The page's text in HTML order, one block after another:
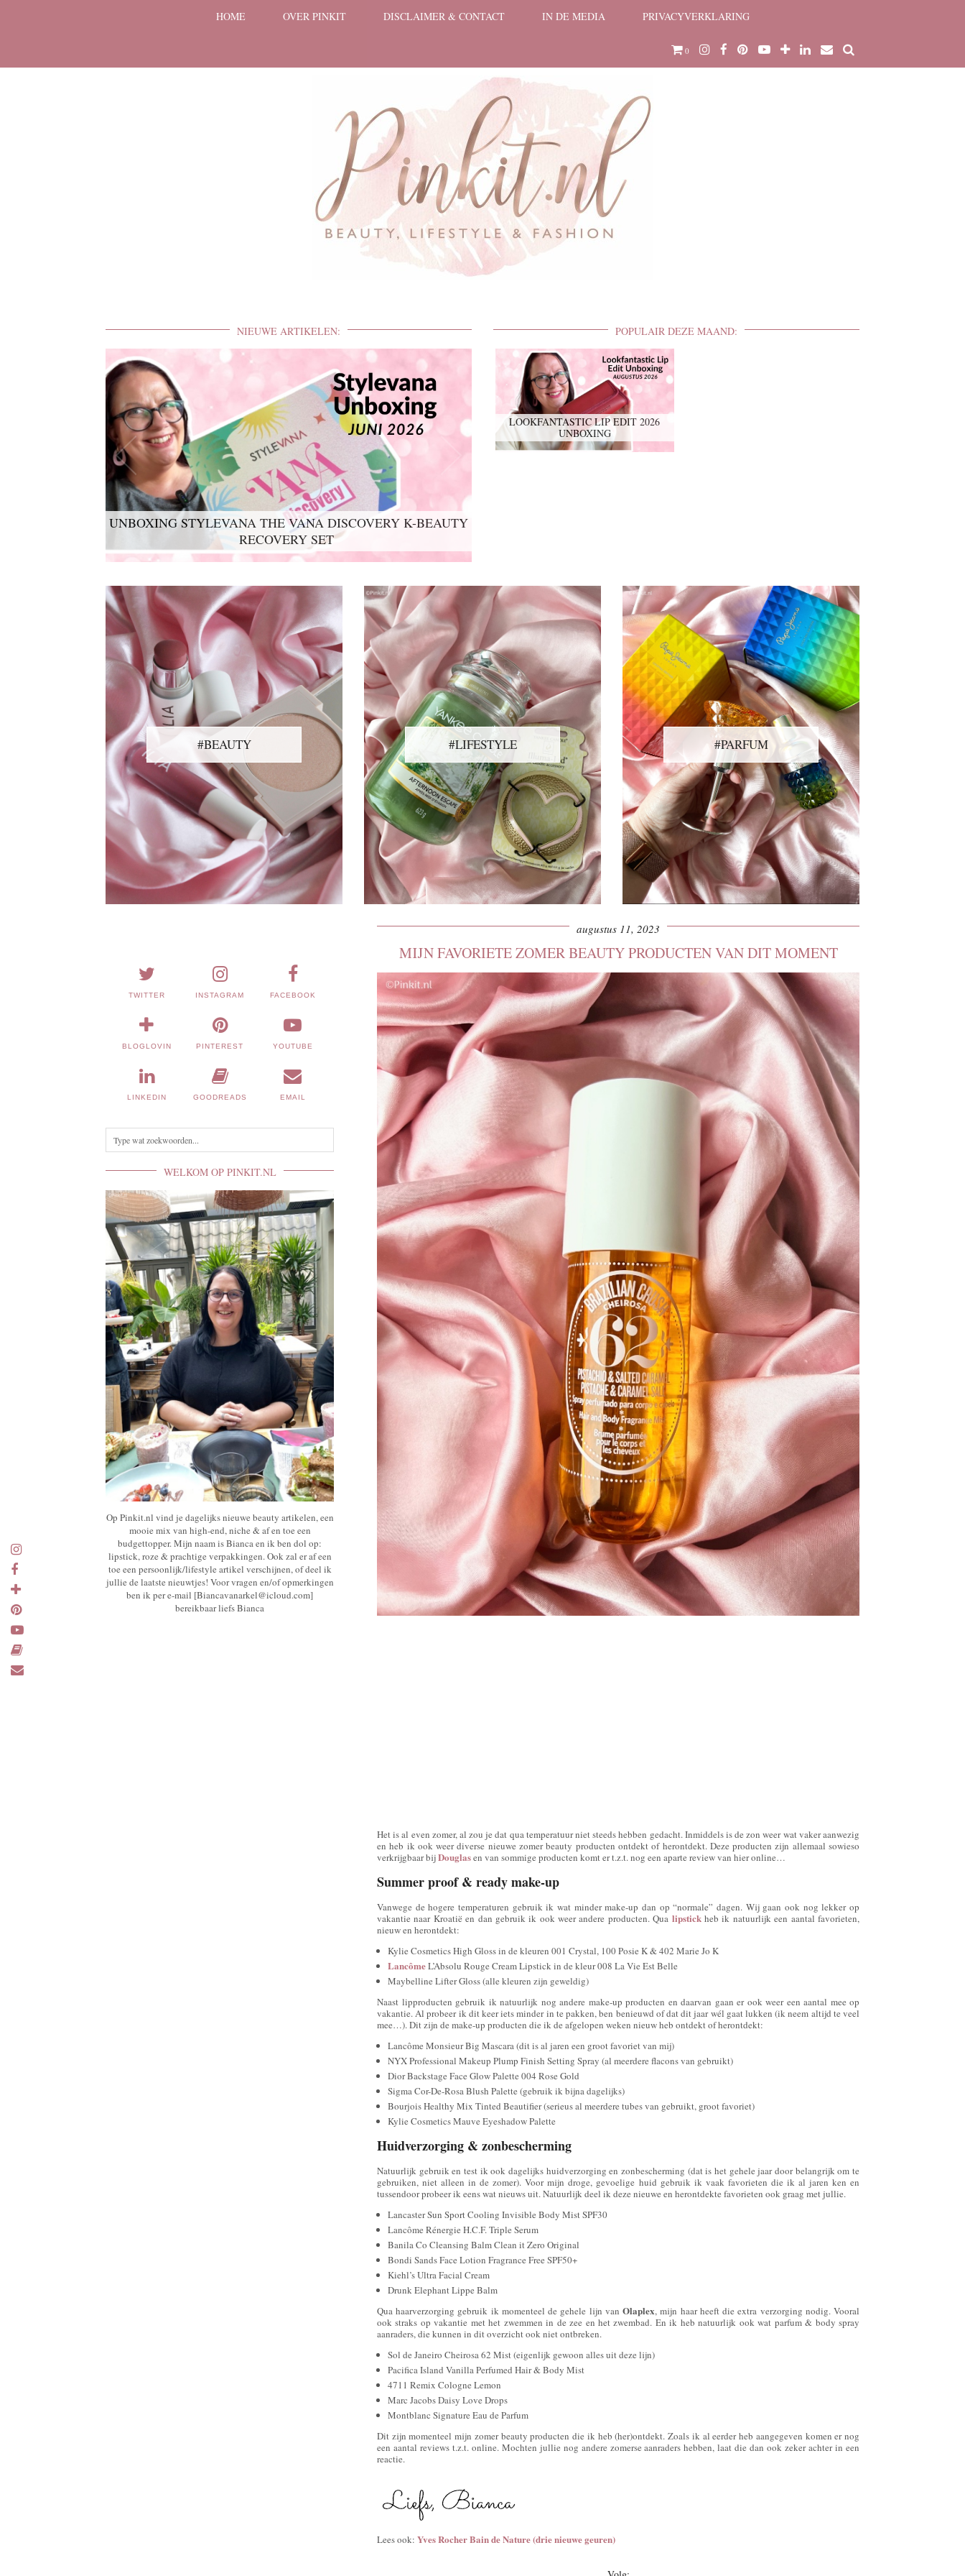
HOME OVER PINKIT DISCLAIMER & CONTACT IN DE MEDIA PRIVACYVERKLARING
0
POPULAIR DEZE MAAND:
LOOKFANTASTIC LIP EDIT 2026
UNBOXING
NIEUWE ARTIKELEN:
UNBOXING STYLEVANA THE VANA DISCOVERY K-BEAUTY
RECOVERY SET
#BEAUTY #LIFESTYLE #PARFUM
augustus 11, 2023
MIJN FAVORIETE ZOMER BEAUTY PRODUCTEN VAN DIT MOMENT
Het is al even zomer, al zou je dat qua temperatuur niet steeds hebben gedacht. Inmiddels is de zon weer wat vaker aanwezig
en heb ik ook weer diverse nieuwe zomer beauty producten ontdekt of herontdekt. Deze producten zijn allemaal sowieso
verkrijgbaar bijDouglasen van sommige producten komt er t.z.t. nog een aparte review van hier online…
Summer proof & ready make-up
Vanwege de hogere temperaturen gebruik ik wat minder make-up dan op “normale” dagen. Wij gaan ook nog lekker op
vakantie naar Kroatië en dan gebruik ik ook weer andere producten. Qua lipstickheb ik natuurlijk een aantal favorieten,
nieuw en herontdekt:
Kylie Cosmetics High Gloss in de kleuren 001 Crystal, 100 Posie K & 402 Marie Jo K
LancômeL’Absolu Rouge Cream Lipstick in de kleur 008 La Vie Est Belle
Maybelline Lifter Gloss (alle kleuren zijn geweldig)
Naast lipproducten gebruik ik natuurlijk nog andere make-up producten en daarvan gaan er ook weer een aantal mee op
vakantie. Al probeer ik dit keer iets minder in te pakken, ben benieuwd of dat dit jaar wél gaat lukken (ik neem altijd te veel
mee…). Dit zijn de make-up producten die ik de afgelopen weken nieuw heb ontdekt of herontdekt:
Lancôme Monsieur Big Mascara (dit is al jaren een groot favoriet van mij)
NYX Professional Makeup Plump Finish Setting Spray (al meerdere flacons van gebruikt)
Dior Backstage Face Glow Palette 004 Rose Gold
Sigma Cor-De-Rosa Blush Palette (gebruik ik bijna dagelijks)
Bourjois Healthy Mix Tinted Beautifier (serieus al meerdere tubes van gebruikt, groot favoriet)
Kylie Cosmetics Mauve Eyeshadow Palette
Huidverzorging & zonbescherming
Natuurlijk gebruik en test ik ook dagelijks huidverzorging en zonbescherming (dat is het gehele jaar door belangrijk om te
gebruiken, niet alleen in de zomer). Voor mijn droge, gevoelige huid gebruik ik vaak favorieten die ik al jaren ken en
tussendoor probeer ik eens wat nieuws uit. Natuurlijk deel ik deze nieuwe en herontdekte favorieten ook graag met jullie.
Lancaster Sun Sport Cooling Invisible Body Mist SPF30
Lancôme Rénergie H.C.F. Triple Serum
Banila Co Cleansing Balm Clean it Zero Original
Bondi Sands Face Lotion Fragrance Free SPF50+
Kiehl’s Ultra Facial Cream
Drunk Elephant Lippe Balm
Qua haarverzorging gebruik ik momenteel de gehele lijn vanOlaplex, mijn haar heeft die extra verzorging nodig. Vooral
ook straks op vakantie met het zwemmen in de zee en het zwembad. En ik heb natuurlijk ook wat parfum & body spray
aanraders, die kunnen in dit overzicht ook niet ontbreken.
Sol de Janeiro Cheirosa 62 Mist (eigenlijk gewoon alles uit deze lijn)
Pacifica Island Vanilla Perfumed Hair & Body Mist
4711 Remix Cologne Lemon
Marc Jacobs Daisy Love Drops
Montblanc Signature Eau de Parfum
Dit zijn momenteel mijn zomer beauty producten die ik heb (her)ontdekt. Zoals ik al eerder heb aangegeven komen er nog
een aantal reviews t.z.t. online. Mochten jullie nog andere zomerse aanraders hebben, laat die dan ook zeker achter in een
reactie.
Lees ook: Yves Rocher Bain de Nature (drie nieuwe geuren)
TWITTER INSTAGRAM FACEBOOK
BLOGLOVIN PINTEREST YOUTUBE
LINKEDIN GOODREADS EMAIL
WELKOM OP PINKIT.NL
Op Pinkit.nl vind je dagelijks nieuwe beauty artikelen, een
mooie mix van high-end, niche & af en toe een
budgettopper. Mijn naam is Bianca en ik ben dol op:
lipstick, roze & prachtige verpakkingen. Ook zal er af een
toe een persoonlijk/lifestyle artikel verschijnen, of deel ik
jullie de laatste nieuwtjes! Voor vragen en/of opmerkingen
ben ik per e-mail [Biancavanarkel@icloud.com]
bereikbaar liefs Bianca